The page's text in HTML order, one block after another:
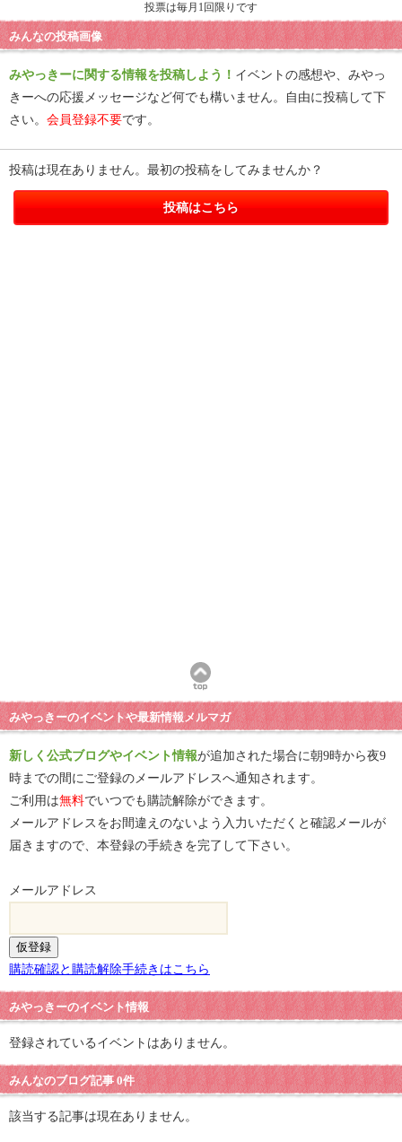
投票は毎月1回限りです
みんなの投稿画像
みやっきーに関する情報を投稿しよう！ イベントの感想や、みやっ
きーへの応援メッセージなど何でも構いません。自由に投稿して下
さい。 会員登録不要です。
投稿は現在ありません。最初の投稿をしてみませんか？
投稿はこちら
みやっきーのイベントや最新情報メルマガ
新しく公式ブログやイベント情報が追加された場合に朝9時から夜9
時までの間にご登録のメールアドレスへ通知されます。
ご利用は無料でいつでも購読解除ができます。
メールアドレスをお間違えのないよう入力いただくと確認メールが
届きますので、本登録の手続きを完了して下さい。
メールアドレス
購読確認と購読解除手続きはこちら
みやっきーのイベント情報
登録されているイベントはありません。
みんなのブログ記事 0件
該当する記事は現在ありません。